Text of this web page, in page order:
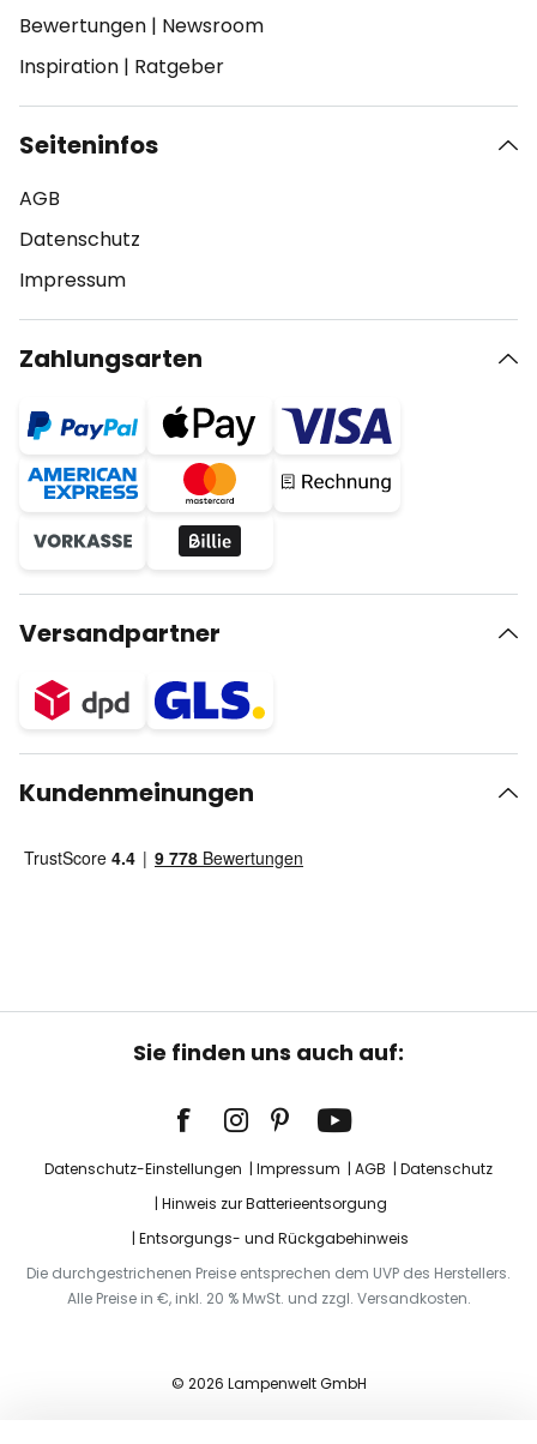
Bewertungen | Newsroom
Inspiration | Ratgeber
Seiteninfos
AGB
Datenschutz
Impressum
Zahlungsarten
Versandpartner
Kundenmeinungen
Sie finden uns auch auf:
Datenschutz-Einstellungen Impressum AGB
Datenschutz
Hinweis zur Batterieentsorgung
Entsorgungs- und Rückgabehinweis
Die durchgestrichenen Preise entsprechen dem UVP des Herstellers.
Alle Preise in €, inkl. 20 % MwSt. und zzgl. Versandkosten.
© 2026 Lampenwelt GmbH